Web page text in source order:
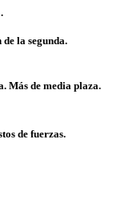
la segunda.
Más de media plaza.
de fuerzas.